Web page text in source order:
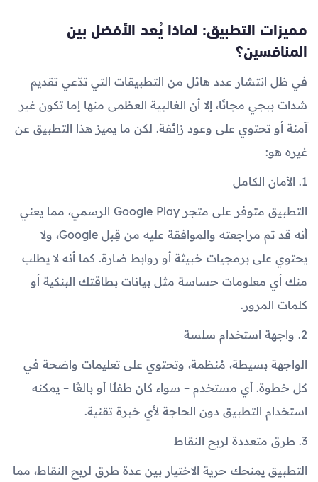
مميزات التطبيق: لماذا يُعد الأفضل بين
المنافسين؟
في ظل انتشار عدد هائل من التطبيقات التي تدّعي تقديم
شدات ببجي مجانًا، إلا أن الغالبية العظمى منها إما تكون غير
آمنة أو تحتوي على وعود زائفة. لكن ما يميز هذا التطبيق عن
غيره هو:
1. الأمان الكامل
التطبيق متوفر على متجر Google Play الرسمي، مما يعني
أنه قد تم مراجعته والموافقة عليه من قِبل Google، ولا
يحتوي على برمجيات خبيثة أو روابط ضارة. كما أنه لا يطلب
منك أي معلومات حساسة مثل بيانات بطاقتك البنكية أو
كلمات المرور.
2. واجهة استخدام سلسة
الواجهة بسيطة، مُنظمة، وتحتوي على تعليمات واضحة في
كل خطوة. أي مستخدم – سواء كان طفلًا أو بالغًا – يمكنه
استخدام التطبيق دون الحاجة لأي خبرة تقنية.
3. طرق متعددة لربح النقاط
التطبيق يمنحك حرية الاختيار بين عدة طرق لربح النقاط، مما